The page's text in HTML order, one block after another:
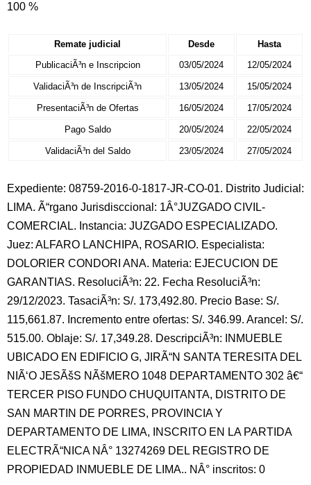
100 %
Remate judicial Desde
Hasta
PublicaciÃ³n e Inscripcion
03/05/2024 12/05/2024
ValidaciÃ³n de InscripciÃ³n 13/05/2024 15/05/2024
PresentaciÃ³n de Ofertas 16/05/2024 17/05/2024
Pago Saldo 20/05/2024 22/05/2024
ValidaciÃ³n del Saldo 23/05/2024 27/05/2024
Expediente: 08759-2016-0-1817-JR-CO-01. Distrito Judicial:
LIMA. Ã“rgano Jurisdisccional: 1Â°JUZGADO CIVIL-
COMERCIAL. Instancia: JUZGADO ESPECIALIZADO.
Juez: ALFARO LANCHIPA, ROSARIO. Especialista:
DOLORIER CONDORI ANA. Materia: EJECUCION DE
GARANTIAS. ResoluciÃ³n: 22. Fecha ResoluciÃ³n:
29/12/2023. TasaciÃ³n: S/. 173,492.80. Precio Base: S/.
115,661.87. Incremento entre ofertas: S/. 346.99. Arancel: S/.
515.00. Oblaje: S/. 17,349.28. DescripciÃ³n: INMUEBLE
UBICADO EN EDIFICIO G, JIRÃ“N SANTA TERESITA DEL
NIÃ‘O JESÃšS NÃšMERO 1048 DEPARTAMENTO 302 â€“
TERCER PISO FUNDO CHUQUITANTA, DISTRITO DE
SAN MARTIN DE PORRES, PROVINCIA Y
DEPARTAMENTO DE LIMA, INSCRITO EN LA PARTIDA
ELECTRÃ“NICA NÂ° 13274269 DEL REGISTRO DE
PROPIEDAD INMUEBLE DE LIMA.. NÂ° inscritos: 0